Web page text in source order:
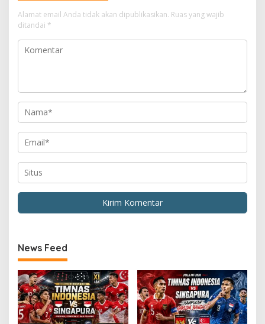
Alamat email Anda tidak akan dipublikasikan. Ruas yang wajib
ditandai *
News Feed